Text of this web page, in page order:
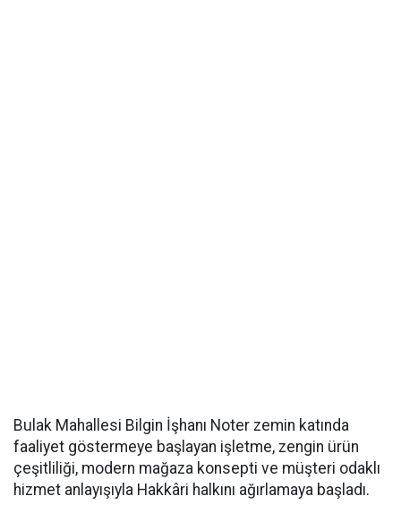
Bulak Mahallesi Bilgin İşhanı Noter zemin katında
faaliyet göstermeye başlayan işletme, zengin ürün
çeşitliliği, modern mağaza konsepti ve müşteri odaklı
hizmet anlayışıyla Hakkâri halkını ağırlamaya başladı.